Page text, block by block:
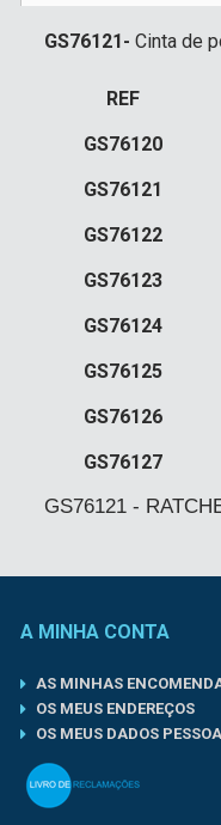
GS76121- Cinta de
REF
GS76120
GS76121
GS76122
GS76123
GS76124
GS76125
GS76126
GS76127
GS76121 -
A MINHA CONTA
AS MINHAS
OS MEUS ENDEREÇOS
OS MEUS DADOS